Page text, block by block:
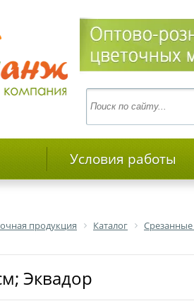
Условия работы
продукция Каталог
Эквадор